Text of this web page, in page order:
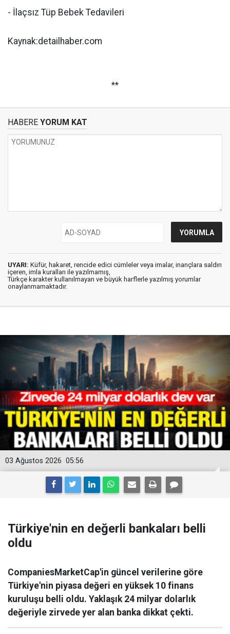
- İlaçsız Tüp Bebek Tedavileri
Kaynak:detailhaber.com
**
HABERE YORUM KAT
UYARI: Küfür, hakaret, rencide edici cümleler veya imalar, inançlara saldırı
içeren, imla kuralları ile yazılmamış,
Türkçe karakter kullanılmayan ve büyük harflerle yazılmış yorumlar
onaylanmamaktadır.
05:56
03 Ağustos 2026
Türkiye'nin en değerli bankaları belli
oldu
CompaniesMarketCap'in güncel verilerine göre
Türkiye'nin piyasa değeri en yüksek 10 finans
kuruluşu belli oldu. Yaklaşık 24 milyar dolarlık
değeriyle zirvede yer alan banka dikkat çekti.